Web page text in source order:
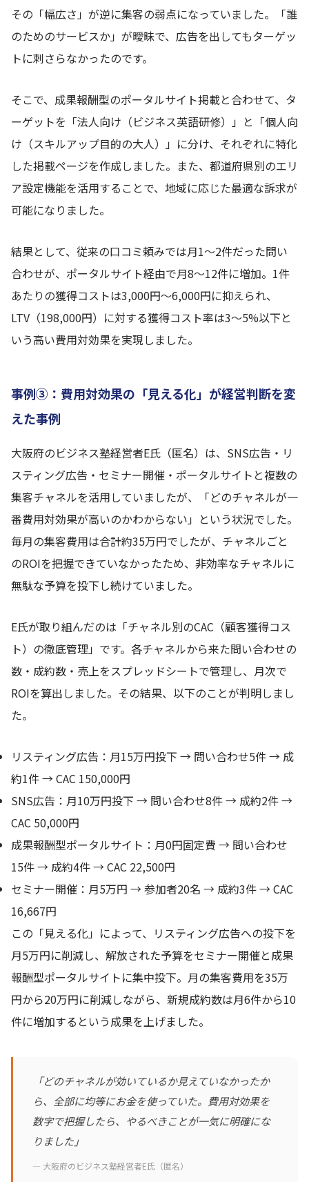
その「幅広さ」が逆に集客の弱点になっていました。「誰
のためのサービスか」が曖昧で、広告を出してもターゲッ
トに刺さらなかったのです。
そこで、成果報酬型のポータルサイト掲載と合わせて、タ
ーゲットを「法人向け（ビジネス英語研修）」と「個人向
け（スキルアップ目的の大人）」に分け、それぞれに特化
した掲載ページを作成しました。また、都道府県別のエリ
ア設定機能を活用することで、地域に応じた最適な訴求が
可能になりました。
結果として、従来の口コミ頼みでは月1〜2件だった問い
合わせが、ポータルサイト経由で月8〜12件に増加。1件
あたりの獲得コストは3,000円〜6,000円に抑えられ、
LTV（198,000円）に対する獲得コスト率は3〜5%以下と
いう高い費用対効果を実現しました。
事例③：費用対効果の「見える化」が経営判断を変
えた事例
大阪府のビジネス塾経営者E氏（匿名）は、SNS広告・リ
スティング広告・セミナー開催・ポータルサイトと複数の
集客チャネルを活用していましたが、「どのチャネルが一
番費用対効果が高いのかわからない」という状況でした。
毎月の集客費用は合計約35万円でしたが、チャネルごと
のROIを把握できていなかったため、非効率なチャネルに
無駄な予算を投下し続けていました。
E氏が取り組んだのは「チャネル別のCAC（顧客獲得コス
ト）の徹底管理」です。各チャネルから来た問い合わせの
数・成約数・売上をスプレッドシートで管理し、月次で
ROIを算出しました。その結果、以下のことが判明しまし
た。
リスティング広告：月15万円投下 → 問い合わせ5件 → 成
約1件 → CAC 150,000円
SNS広告：月10万円投下 → 問い合わせ8件 → 成約2件 →
CAC 50,000円
成果報酬型ポータルサイト：月0円固定費 → 問い合わせ
15件 → 成約4件 → CAC 22,500円
セミナー開催：月5万円 → 参加者20名 → 成約3件 → CAC
16,667円
この「見える化」によって、リスティング広告への投下を
月5万円に削減し、解放された予算をセミナー開催と成果
報酬型ポータルサイトに集中投下。月の集客費用を35万
円から20万円に削減しながら、新規成約数は月6件から10
件に増加するという成果を上げました。
「どのチャネルが効いているか見えていなかったか
ら、全部に均等にお金を使っていた。費用対効果を
数字で把握したら、やるべきことが一気に明確にな
りました」
— 大阪府のビジネス塾経営者E氏（匿名）